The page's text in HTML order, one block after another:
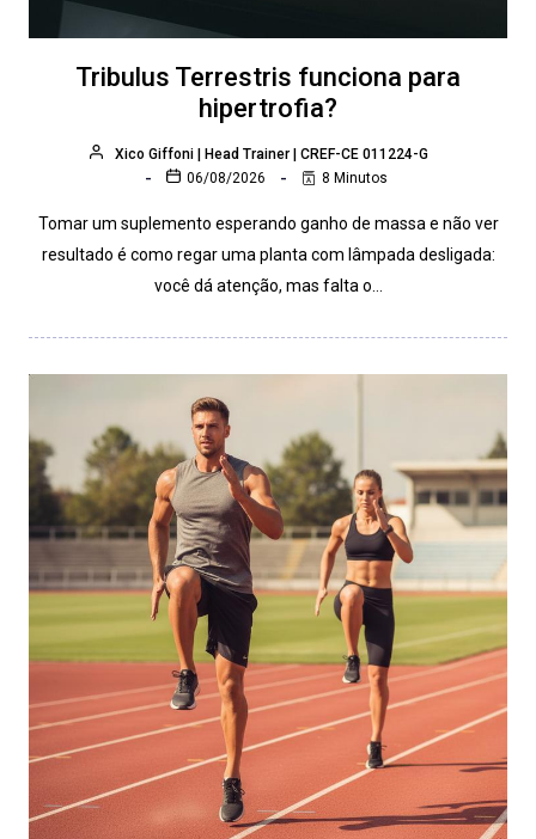
Tribulus Terrestris funciona para
hipertrofia?
Xico Giffoni | Head Trainer | CREF-CE 011224-G
06/08/2026
8 Minutos
Tomar um suplemento esperando ganho de massa e não ver
resultado é como regar uma planta com lâmpada desligada:
você dá atenção, mas falta o…